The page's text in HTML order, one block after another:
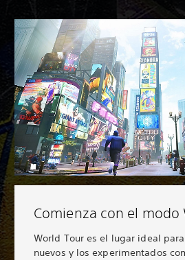
Comienza con el modo
World Tour es el lugar ideal
nuevos y los experimentados